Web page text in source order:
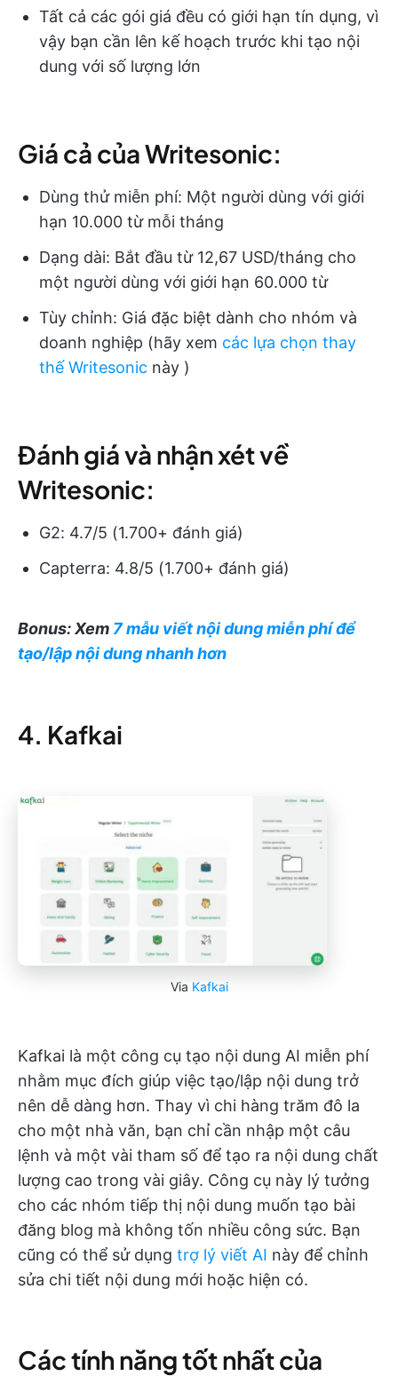
Tất cả các gói giá đều có giới hạn tín dụng, vì
vậy bạn cần lên kế hoạch trước khi tạo nội
dung với số lượng lớn
Giá cả của Writesonic:
Dùng thử miễn phí: Một người dùng với giới
hạn 10.000 từ mỗi tháng
Dạng dài: Bắt đầu từ 12,67 USD/tháng cho
một người dùng với giới hạn 60.000 từ
Tùy chỉnh: Giá đặc biệt dành cho nhóm và
doanh nghiệp (hãy xem các lựa chọn thay
thế Writesonic này )
Đánh giá và nhận xét về
Writesonic:
G2: 4.7/5 (1.700+ đánh giá)
Capterra: 4.8/5 (1.700+ đánh giá)
Bonus: Xem 7 mẫu viết nội dung miễn phí để
tạo/lập nội dung nhanh hơn
4. Kafkai
Via Kafkai
Kafkai là một công cụ tạo nội dung AI miễn phí
nhằm mục đích giúp việc tạo/lập nội dung trở
nên dễ dàng hơn. Thay vì chi hàng trăm đô la
cho một nhà văn, bạn chỉ cần nhập một câu
lệnh và một vài tham số để tạo ra nội dung chất
lượng cao trong vài giây. Công cụ này lý tưởng
cho các nhóm tiếp thị nội dung muốn tạo bài
đăng blog mà không tốn nhiều công sức. Bạn
cũng có thể sử dụng trợ lý viết AI này để chỉnh
sửa chi tiết nội dung mới hoặc hiện có.
Các tính năng tốt nhất của